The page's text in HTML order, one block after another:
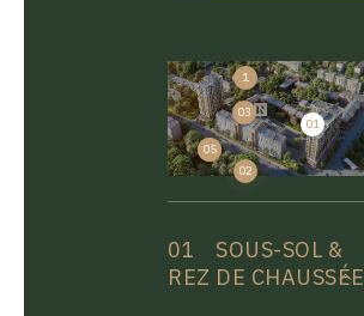
01
1
02
03
04
05
01
SOUS-SOL &
REZ DE CHAUSSÉE